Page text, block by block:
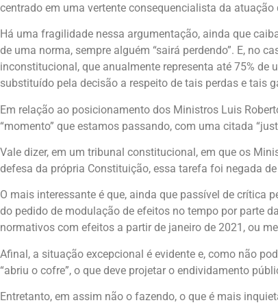
centrado em uma vertente consequencialista da
Há uma fragilidade nessa argumentação, ainda que
de uma norma, sempre alguém “sairá perdendo”. E, no
inconstitucional, que anualmente representa até 75% de
substituído pela decisão a respeito de tais perdas e tais
Em relação ao posicionamento dos Ministros Luis
“momento” que estamos passando, com uma citada
Vale dizer, em um tribunal constitucional, em que os
defesa da própria Constituição, essa tarefa foi negada
O mais interessante é que, ainda que passível de
do pedido de modulação de efeitos no tempo por parte
normativos com efeitos a partir de janeiro de 2021, ou
Afinal, a situação excepcional é evidente e, como não
“abriu o cofre”, o que deve projetar o endividamento
Entretanto, em assim não o fazendo, o que é mais